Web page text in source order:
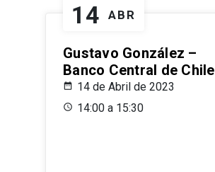
14 ABR
Gustavo González –
Banco Central de Chile
14 de Abril de 2023
14:00 a 15:30